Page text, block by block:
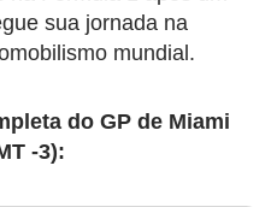
sua jornada na
mundial.
do GP de Miami
-3):